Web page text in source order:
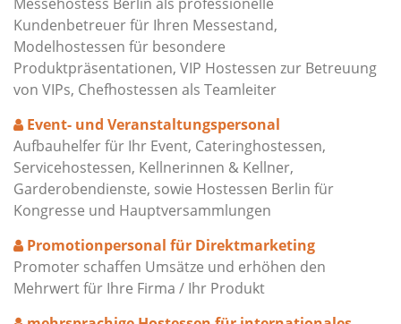
Kundenbetreuer für Ihren Messestand,
Modelhostessen für besondere
Produktpräsentationen, VIP Hostessen zur Betreuung
von VIPs, Chefhostessen als Teamleiter
Event- und Veranstaltungspersonal
Aufbauhelfer für Ihr Event, Cateringhostessen,
Servicehostessen, Kellnerinnen & Kellner,
Garderobendienste, sowie Hostessen Berlin für
Kongresse und Hauptversammlungen
Promotionpersonal für Direktmarketing
Promoter schaffen Umsätze und erhöhen den
Mehrwert für Ihre Firma / Ihr Produkt